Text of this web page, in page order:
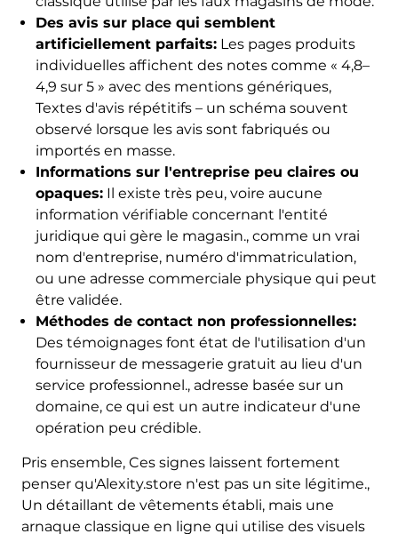
Des avis sur place qui semblent
artificiellement parfaits:Les pages produits
individuelles affichent des notes comme « 4,8–
4,9 sur 5 » avec des mentions génériques,
Textes d'avis répétitifs – un schéma souvent
observé lorsque les avis sont fabriqués ou
importés en masse.
Informations sur l'entreprise peu claires ou
opaques:Il existe très peu, voire aucune
information vérifiable concernant l'entité
juridique qui gère le magasin., comme un vrai
nom d'entreprise, numéro d'immatriculation,
ou une adresse commerciale physique qui peut
être validée.
Méthodes de contact non professionnelles:
Des témoignages font état de l'utilisation d'un
fournisseur de messagerie gratuit au lieu d'un
service professionnel., adresse basée sur un
domaine, ce qui est un autre indicateur d'une
opération peu crédible.
Pris ensemble, Ces signes laissent fortement
penser qu'Alexity.store n'est pas un site légitime.,
Un détaillant de vêtements établi, mais une
arnaque classique en ligne qui utilise des visuels